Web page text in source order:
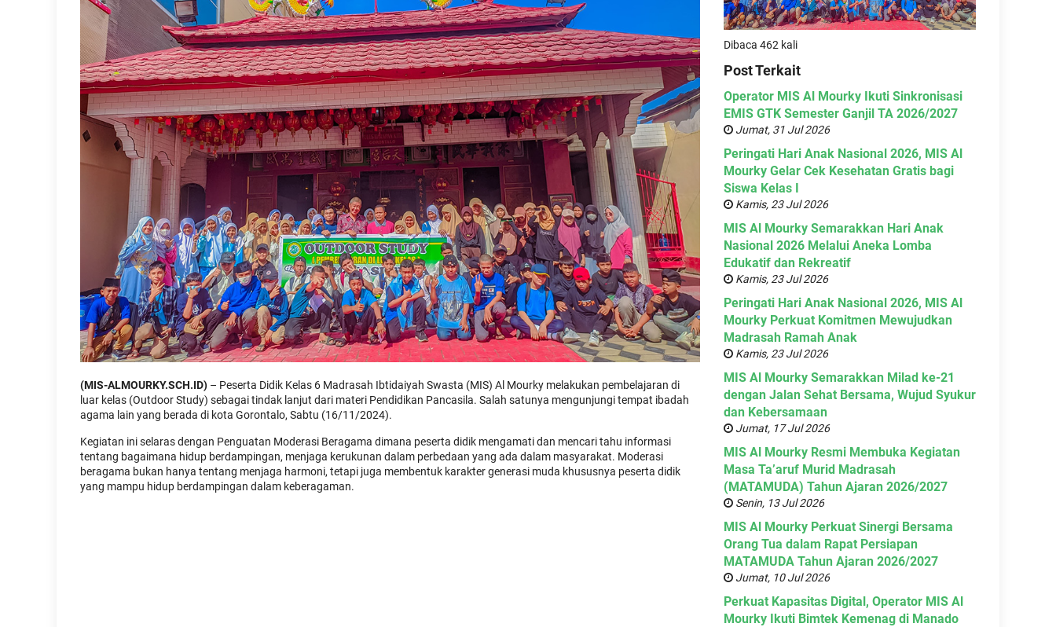
(MIS-ALMOURKY.SCH.ID) – Peserta Didik Kelas 6 Madrasah Ibtidaiyah Swasta (MIS) Al Mourky melakukan pembelajaran di
luar kelas (Outdoor Study) sebagai tindak lanjut dari materi Pendidikan Pancasila. Salah satunya mengunjungi tempat ibadah
agama lain yang berada di kota Gorontalo, Sabtu (16/11/2024).
Kegiatan ini selaras dengan Penguatan Moderasi Beragama dimana peserta didik mengamati dan mencari tahu informasi
tentang bagaimana hidup berdampingan, menjaga kerukunan dalam perbedaan yang ada dalam masyarakat. Moderasi
beragama bukan hanya tentang menjaga harmoni, tetapi juga membentuk karakter generasi muda khususnya peserta didik
yang mampu hidup berdampingan dalam keberagaman.
Dibaca 462 kali
Post Terkait
Operator MIS Al Mourky Ikuti Sinkronisasi
EMIS GTK Semester Ganjil TA 2026/2027
Jumat, 31 Jul 2026
Peringati Hari Anak Nasional 2026, MIS Al
Mourky Gelar Cek Kesehatan Gratis bagi
Siswa Kelas I
Kamis, 23 Jul 2026
MIS Al Mourky Semarakkan Hari Anak
Nasional 2026 Melalui Aneka Lomba
Edukatif dan Rekreatif
Kamis, 23 Jul 2026
Peringati Hari Anak Nasional 2026, MIS Al
Mourky Perkuat Komitmen Mewujudkan
Madrasah Ramah Anak
Kamis, 23 Jul 2026
MIS Al Mourky Semarakkan Milad ke-21
dengan Jalan Sehat Bersama, Wujud Syukur
dan Kebersamaan
Jumat, 17 Jul 2026
MIS Al Mourky Resmi Membuka Kegiatan
Masa Ta’aruf Murid Madrasah
(MATAMUDA) Tahun Ajaran 2026/2027
Senin, 13 Jul 2026
MIS Al Mourky Perkuat Sinergi Bersama
Orang Tua dalam Rapat Persiapan
MATAMUDA Tahun Ajaran 2026/2027
Jumat, 10 Jul 2026
Perkuat Kapasitas Digital, Operator MIS Al
Mourky Ikuti Bimtek Kemenag di Manado